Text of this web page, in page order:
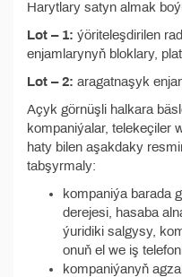
Harytlary satyn almak
Lot – 1: ýöriteleşdirilen
enjamlarynyň bloklary,
Lot – 2: aragatnaşyk
Açyk görnüşli halkara
kompaniýalar, telekeçiler
haty bilen aşakdaky
tabşyrmaly:
kompaniýa barada
derejesi, hasaba
ýuridiki salgysy,
onuň el we iş
kompaniýanyň